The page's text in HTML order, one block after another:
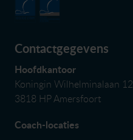
Contactgegevens
Hoofdkantoor
Koningin Wilhelminalaan 12
3818 HP Amersfoort
Coach-locaties